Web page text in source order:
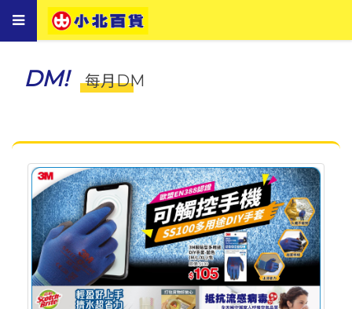
Toggle
navigation
DM! 每月DM